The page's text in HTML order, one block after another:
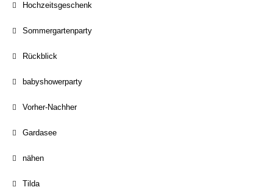
Hochzeitsgeschenk
Sommergartenparty
Rückblick
babyshowerparty
Vorher-Nachher
Gardasee
nähen
Tilda